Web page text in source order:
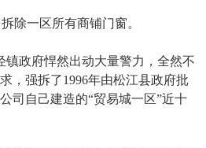
一区所有商铺门窗。
政府悍然出动大量警力，全然不
，强拆了1996年由松江县政府批
司自己建造的“贸易城一区”近十